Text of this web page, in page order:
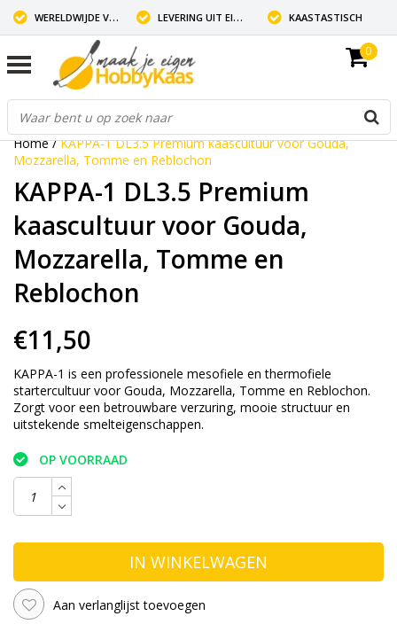
WERELDWIJDE VERZENDING LEVERING UIT EIGEN VOORRAAD KAASTASTISCH
0
Home/KAPPA-1 DL3.5 Premium kaascultuur voor Gouda,
Mozzarella, Tomme en Reblochon
KAPPA-1 DL3.5 Premium
kaascultuur voor Gouda,
Mozzarella, Tomme en
Reblochon
€11,50
KAPPA-1 is een professionele mesofiele en thermofiele
startercultuur voor Gouda, Mozzarella, Tomme en Reblochon.
Zorgt voor een betrouwbare verzuring, mooie structuur en
uitstekende smelteigenschappen.
OP VOORRAAD
IN WINKELWAGEN
Aan verlanglijst toevoegen